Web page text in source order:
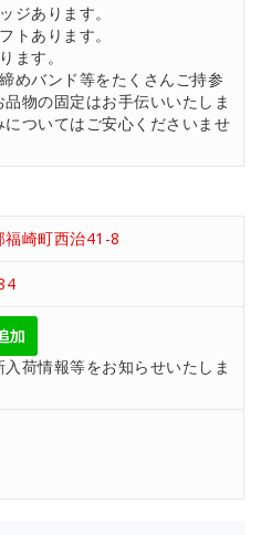
ジあります。
トあります。
ます。
めバンド等をたくさんご持参
品物の固定はお手伝いいたしま
についてはご安心くださいませ
福崎町西治41-8
荷情報等をお知らせいたしま